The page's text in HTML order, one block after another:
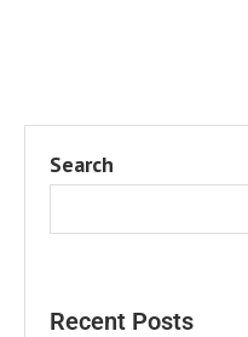
Search
Recent Posts